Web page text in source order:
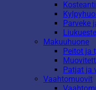
Parveke
Makuuhuone
Peitot ja
Patjat ja
Vaahtomuovit